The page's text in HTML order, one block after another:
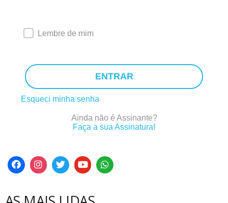
Lembre de mim
ENTRAR
Esqueci minha senha
Ainda não é Assinante?
Faça a sua Assinatura!